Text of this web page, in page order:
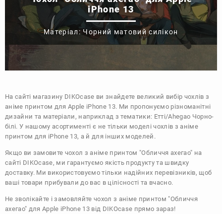
iPhone 13
Матеріал: Чорний матовий силікон
На сайті магазину DIKOcase ви знайдете великий вибір чохлів з
аніме принтом для Apple iPhone 13. Ми пропонуємо різноманітні
дизайни та матеріали, наприклад з тематики: Етті/Ahegao Чорно-
білі. У нашому асортименті є не тільки моделі чохлів з аніме
принтом для iPhone 13, а й для інших моделей.
Якщо ви замовите чохол з аніме принтом "Обличчя ахегао" на
сайті DIKOcase, ми гарантуємо якість продукту та швидку
доставку. Ми використовуємо тільки надійних перевізників, щоб
ваші товари прибували до вас в цілісності та вчасно.
Не зволікайте і замовляйте чохол з аніме принтом "Обличчя
ахегао" для Apple iPhone 13 від DIKOcase прямо зараз!